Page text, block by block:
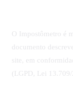
O Impostômetro é
documento
site, em
(LGPD, Lei 13.709/